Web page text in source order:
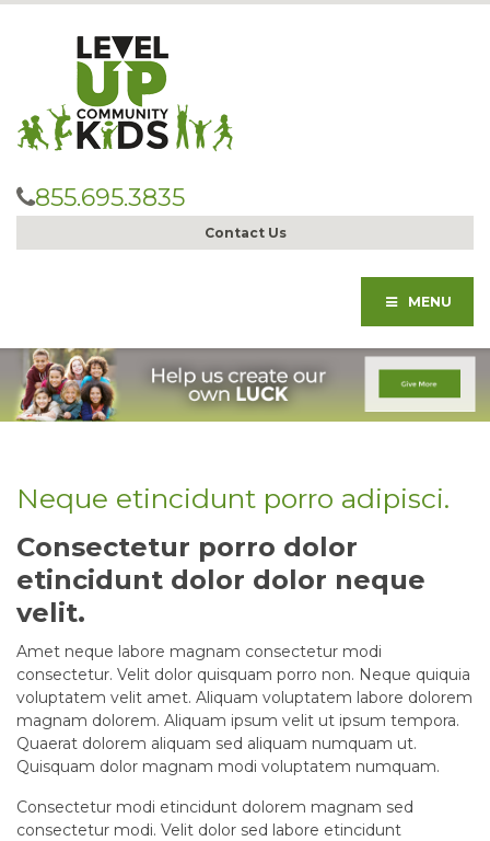
855.695.3835
Contact Us
MENU
Neque etincidunt porro adipisci.
Consectetur porro dolor
etincidunt dolor dolor neque
velit.
Amet neque labore magnam consectetur modi
consectetur. Velit dolor quisquam porro non. Neque quiquia
voluptatem velit amet. Aliquam voluptatem labore dolorem
magnam dolorem. Aliquam ipsum velit ut ipsum tempora.
Quaerat dolorem aliquam sed aliquam numquam ut.
Quisquam dolor magnam modi voluptatem numquam.
Consectetur modi etincidunt dolorem magnam sed
consectetur modi. Velit dolor sed labore etincidunt